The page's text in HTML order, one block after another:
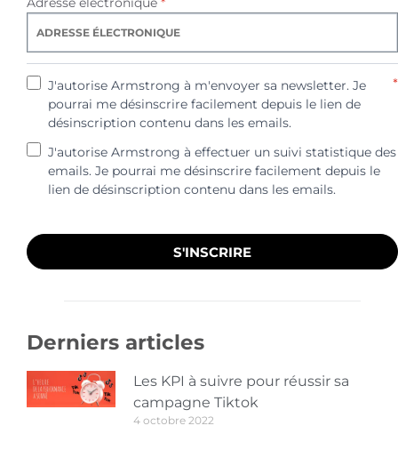
J'autorise Armstrong à m'envoyer sa newsletter. Je
pourrai me désinscrire facilement depuis le lien de
désinscription contenu dans les emails.
*
J'autorise Armstrong à effectuer un suivi statistique des
emails. Je pourrai me désinscrire facilement depuis le
lien de désinscription contenu dans les emails.
S'INSCRIRE
Derniers articles
Les KPI à suivre pour réussir sa
campagne Tiktok
4 octobre 2022